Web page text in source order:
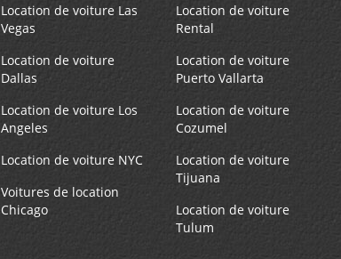
Location de voiture Las
Vegas
Location de voiture
Dallas
Location de voiture Los
Angeles
Location de voiture NYC
Voitures de location
Chicago
Location de voiture
Rental
Location de voiture
Puerto Vallarta
Location de voiture
Cozumel
Location de voiture
Tijuana
Location de voiture
Tulum